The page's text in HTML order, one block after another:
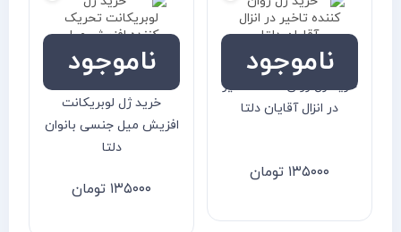
ناموجود
خرید ژل روان کننده تاخیر
در انزال آقایان دلتا
۱۳۵۰۰۰ تومان
ناموجود
خرید ژل لوبریکانت
افزیش میل جنسی بانوان
دلتا
۱۳۵۰۰۰ تومان